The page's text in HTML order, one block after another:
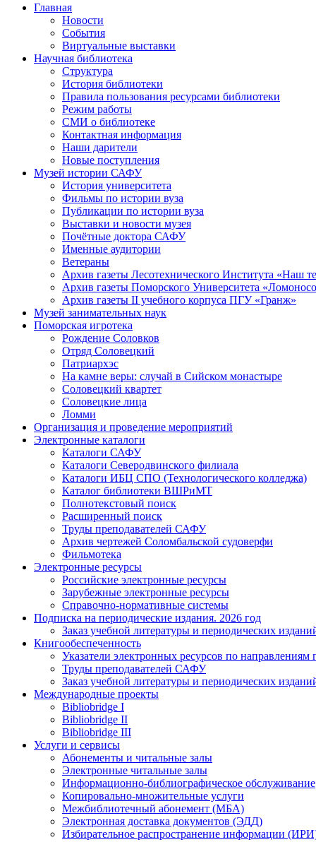
Главная
Новости
События
Виртуальные выставки
Научная библиотека
Структура
История библиотеки
Правила пользования ресурсами библиотеки
Режим работы
СМИ о библиотеке
Контактная информация
Наши дарители
Новые поступления
Музей истории САФУ
История университета
Фильмы по истории вуза
Публикации по истории вуза
Выставки и новости музея
Почётные доктора САФУ
Именные аудитории
Ветераны
Архив газеты Лесотехнического Института «Наш
Архив газеты Поморского Университета
Архив газеты II учебного корпуса ПГУ «Гранж»
Музей занимательных наук
Поморская игротека
Рождение Соловков
Отряд Соловецкий
Патриархэс
На камне веры: случай в Сийском монастыре
Соловецкий квартет
Соловецкие лица
Ломми
Организация и проведение мероприятий
Электронные каталоги
Каталоги САФУ
Каталоги Северодвинского филиала
Каталоги ИБЦ СПО (Технологического колледжа)
Каталог библиотеки ВШРиМТ
Полнотекстовый поиск
Расширенный поиск
Труды преподавателей САФУ
Архив чертежей Соломбальской судоверфи
Фильмотека
Электронные ресурсы
Российские электронные ресурсы
Зарубежные электронные ресурсы
Справочно-нормативные системы
Подписка на периодические издания. 2026 год
Заказ учебной литературы и периодических
Книгообеспеченность
Указатели электронных ресурсов по направлениям
Труды преподавателей САФУ
Заказ учебной литературы и периодических
Международные проекты
Bibliobridge I
Bibliobridge II
Bibliobridge III
Услуги и сервисы
Абонементы и читальные залы
Электронные читальные залы
Информационно-библиографическое обслуживание
Копировально-множительные услуги
Межбиблиотечный абонемент (МБА)
Электронная доставка документов (ЭДД)
Избирательное распространение информации